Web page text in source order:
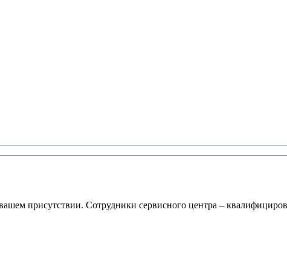
присутствии. Сотрудники сервисного центра –